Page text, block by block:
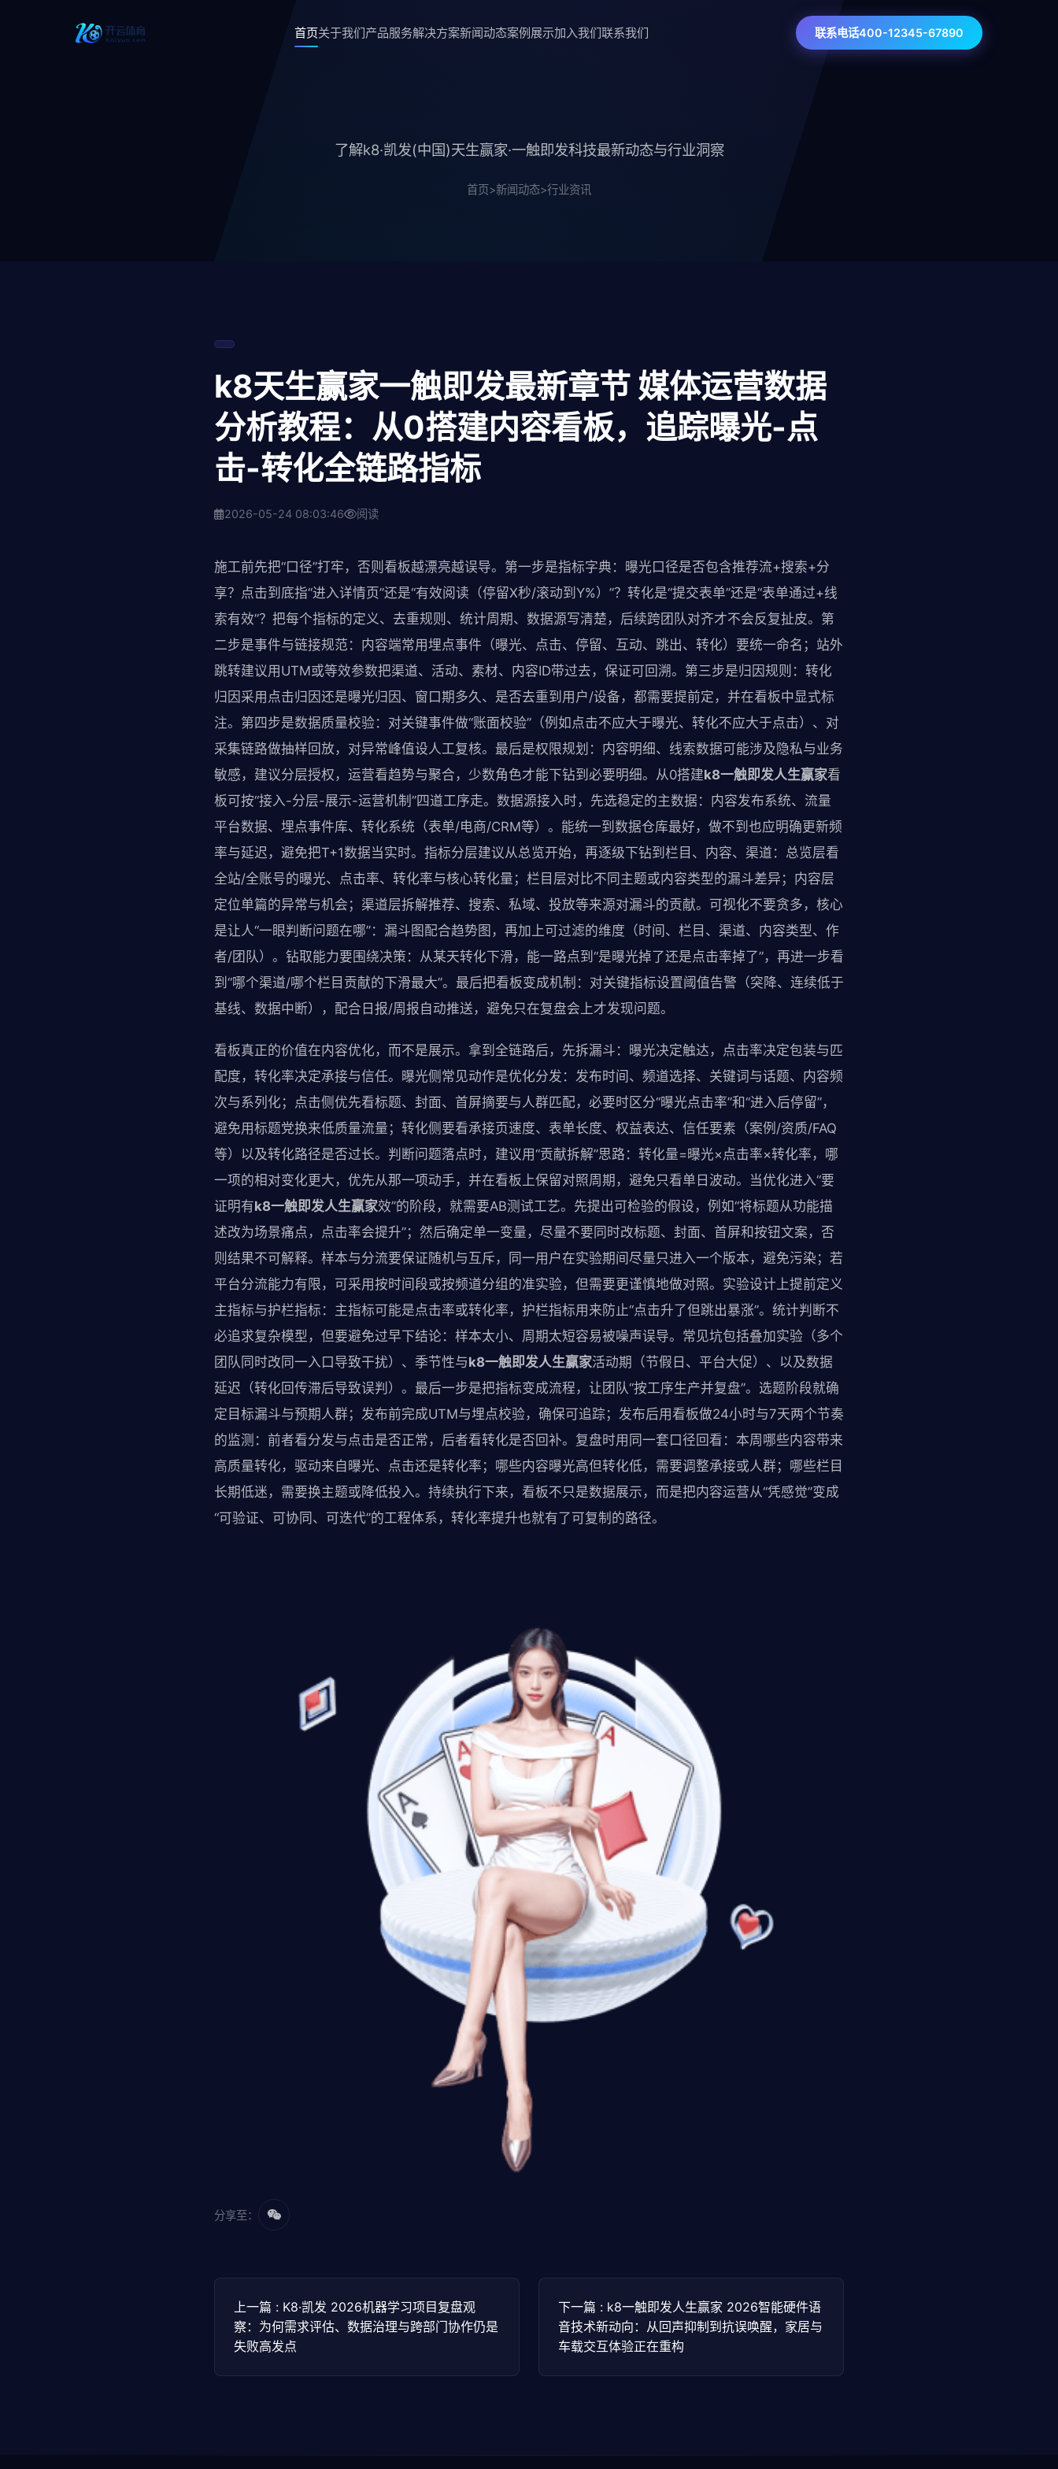
首页关于我们产品服务解决方案新闻动态案例展示加入我们联系我们 联系电话400-12345-67890
了解k8·凯发(中国)天生赢家·一触即发科技最新动态与行业洞察
首页>新闻动态>行业资讯
k8天生赢家一触即发最新章节 媒体运营数据
分析教程：从0搭建内容看板，追踪曝光-点
击-转化全链路指标
2026-05-24 08:03:46 阅读
施工前先把“口径”打牢，否则看板越漂亮越误导。第一步是指标字典：曝光口径是否包含推荐流+搜索+分
享？点击到底指“进入详情页”还是“有效阅读（停留X秒/滚动到Y%）”？转化是“提交表单”还是“表单通过+线
索有效”？把每个指标的定义、去重规则、统计周期、数据源写清楚，后续跨团队对齐才不会反复扯皮。第
二步是事件与链接规范：内容端常用埋点事件（曝光、点击、停留、互动、跳出、转化）要统一命名；站外
跳转建议用UTM或等效参数把渠道、活动、素材、内容ID带过去，保证可回溯。第三步是归因规则：转化
归因采用点击归因还是曝光归因、窗口期多久、是否去重到用户/设备，都需要提前定，并在看板中显式标
注。第四步是数据质量校验：对关键事件做“账面校验”（例如点击不应大于曝光、转化不应大于点击）、对
采集链路做抽样回放，对异常峰值设人工复核。最后是权限规划：内容明细、线索数据可能涉及隐私与业务
敏感，建议分层授权，运营看趋势与聚合，少数角色才能下钻到必要明细。从0搭建k8一触即发人生赢家看
板可按“接入-分层-展示-运营机制”四道工序走。数据源接入时，先选稳定的主数据：内容发布系统、流量
平台数据、埋点事件库、转化系统（表单/电商/CRM等）。能统一到数据仓库最好，做不到也应明确更新频
率与延迟，避免把T+1数据当实时。指标分层建议从总览开始，再逐级下钻到栏目、内容、渠道：总览层看
全站/全账号的曝光、点击率、转化率与核心转化量；栏目层对比不同主题或内容类型的漏斗差异；内容层
定位单篇的异常与机会；渠道层拆解推荐、搜索、私域、投放等来源对漏斗的贡献。可视化不要贪多，核心
是让人“一眼判断问题在哪”：漏斗图配合趋势图，再加上可过滤的维度（时间、栏目、渠道、内容类型、作
者/团队）。钻取能力要围绕决策：从某天转化下滑，能一路点到“是曝光掉了还是点击率掉了”，再进一步看
到“哪个渠道/哪个栏目贡献的下滑最大”。最后把看板变成机制：对关键指标设置阈值告警（突降、连续低于
基线、数据中断），配合日报/周报自动推送，避免只在复盘会上才发现问题。
看板真正的价值在内容优化，而不是展示。拿到全链路后，先拆漏斗：曝光决定触达，点击率决定包装与匹
配度，转化率决定承接与信任。曝光侧常见动作是优化分发：发布时间、频道选择、关键词与话题、内容频
次与系列化；点击侧优先看标题、封面、首屏摘要与人群匹配，必要时区分“曝光点击率”和“进入后停留”，
避免用标题党换来低质量流量；转化侧要看承接页速度、表单长度、权益表达、信任要素（案例/资质/FAQ
等）以及转化路径是否过长。判断问题落点时，建议用“贡献拆解”思路：转化量=曝光×点击率×转化率，哪
一项的相对变化更大，优先从那一项动手，并在看板上保留对照周期，避免只看单日波动。当优化进入“要
证明有k8一触即发人生赢家效”的阶段，就需要AB测试工艺。先提出可检验的假设，例如“将标题从功能描
述改为场景痛点，点击率会提升”；然后确定单一变量，尽量不要同时改标题、封面、首屏和按钮文案，否
则结果不可解释。样本与分流要保证随机与互斥，同一用户在实验期间尽量只进入一个版本，避免污染；若
平台分流能力有限，可采用按时间段或按频道分组的准实验，但需要更谨慎地做对照。实验设计上提前定义
主指标与护栏指标：主指标可能是点击率或转化率，护栏指标用来防止“点击升了但跳出暴涨”。统计判断不
必追求复杂模型，但要避免过早下结论：样本太小、周期太短容易被噪声误导。常见坑包括叠加实验（多个
团队同时改同一入口导致干扰）、季节性与k8一触即发人生赢家活动期（节假日、平台大促）、以及数据
延迟（转化回传滞后导致误判）。最后一步是把指标变成流程，让团队“按工序生产并复盘”。选题阶段就确
定目标漏斗与预期人群；发布前完成UTM与埋点校验，确保可追踪；发布后用看板做24小时与7天两个节奏
的监测：前者看分发与点击是否正常，后者看转化是否回补。复盘时用同一套口径回看：本周哪些内容带来
高质量转化，驱动来自曝光、点击还是转化率；哪些内容曝光高但转化低，需要调整承接或人群；哪些栏目
长期低迷，需要换主题或降低投入。持续执行下来，看板不只是数据展示，而是把内容运营从“凭感觉”变成
“可验证、可协同、可迭代”的工程体系，转化率提升也就有了可复制的路径。
分享至：
上一篇 : K8·凯发 2026机器学习项目复盘观
察：为何需求评估、数据治理与跨部门协作仍是
失败高发点
下一篇 : k8一触即发人生赢家 2026智能硬件语
音技术新动向：从回声抑制到抗误唤醒，家居与
车载交互体验正在重构